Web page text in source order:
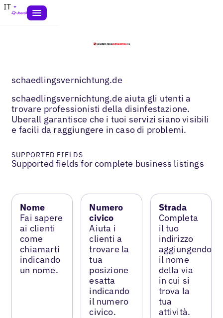
IT
schaedlingsvernichtung.de
schaedlingsvernichtung.de aiuta gli utenti a
trovare professionisti della disinfestazione.
Uberall garantisce che i tuoi servizi siano visibili
e facili da raggiungere in caso di problemi.
SUPPORTED FIELDS
Supported fields for complete business listings
Nome
Fai sapere
ai clienti
come
chiamarti
indicando
un nome.
Numero
civico
Aiuta i
clienti a
trovare la
tua
posizione
esatta
indicando
il numero
civico.
Strada
Completa
il tuo
indirizzo
aggiungendo
il nome
della via
in cui si
trova la
tua
attività.